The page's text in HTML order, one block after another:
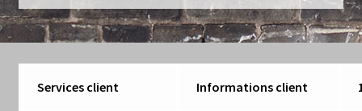
Luminaires
Mon compte
Services client Informations client